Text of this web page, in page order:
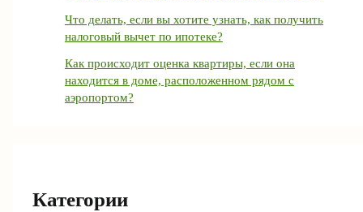
Что делать, если вы хотите узнать, как получить
налоговый вычет по ипотеке?
Как происходит оценка квартиры, если она
находится в доме, расположенном рядом с
аэропортом?
Категории